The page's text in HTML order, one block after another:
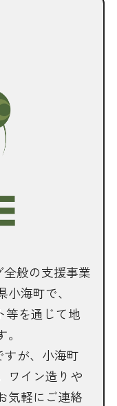
全般の支援事業
海町で、
等を通じて地
が、小海町
ワイン造りや
気軽にご連絡